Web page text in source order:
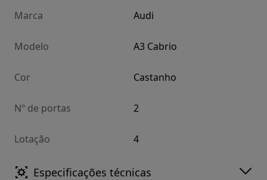
Marca Audi
Modelo A3 Cabrio
Cor Castanho
Nº de portas 2
Lotação 4
Especificações técnicas